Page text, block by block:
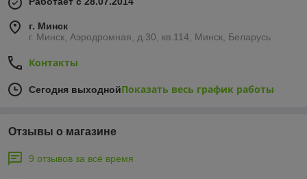
г. Минск
г. Минск, Аэродромная, д.30, кв.114, Минск, Беларусь
Контакты
Сегодня выходнойПоказать весь график работы
Отзывы о магазине
9 отзывов за всё время